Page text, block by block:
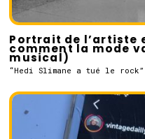
Portrait de l’artiste
comment la mode
musical)
“Hedi Slimane a tué le